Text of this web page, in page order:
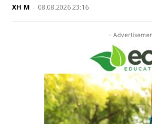
XH M - 08.08.2026 23:16
-